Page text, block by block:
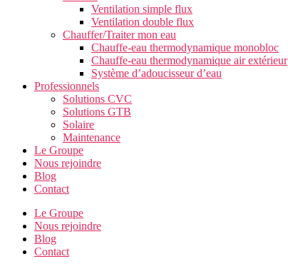
Ventilation simple flux
Ventilation double flux
Chauffer/Traiter mon eau
Chauffe-eau thermodynamique monobloc
Chauffe-eau thermodynamique air extérieur
Système d’adoucisseur d’eau
Professionnels
Solutions CVC
Solutions GTB
Solaire
Maintenance
Le Groupe
Nous rejoindre
Blog
Contact
Le Groupe
Nous rejoindre
Blog
Contact